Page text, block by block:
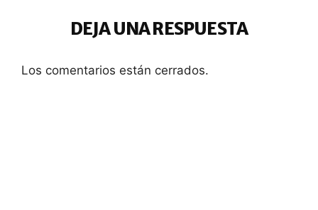
DEJA UNA RESPUESTA
Los comentarios están cerrados.